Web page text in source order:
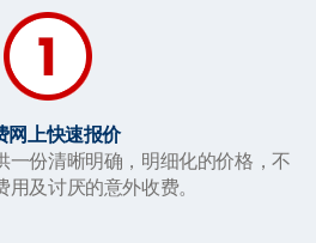
网上快速报价
一份清晰明确，明细化的价格，不
及讨厌的意外收费。